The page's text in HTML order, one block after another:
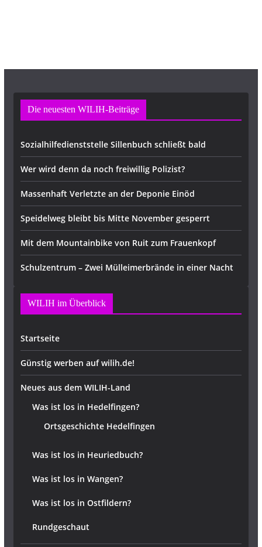
Die neuesten WILIH-Beiträge
Sozialhilfedienststelle Sillenbuch schließt bald
Wer wird denn da noch freiwillig Polizist?
Massenhaft Verletzte an der Deponie Einöd
Speidelweg bleibt bis Mitte November gesperrt
Mit dem Mountainbike von Ruit zum Frauenkopf
Schulzentrum – Zwei Mülleimerbrände in einer Nacht
WILIH im Überblick
Startseite
Günstig werben auf wilih.de!
Neues aus dem WILIH-Land
Was ist los in Hedelfingen?
Ortsgeschichte Hedelfingen
Was ist los in Heuriedbuch?
Was ist los in Wangen?
Was ist los in Ostfildern?
Rundgeschaut